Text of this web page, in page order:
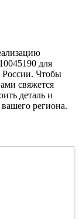
для
России. Чтобы
свяжется
деталь и
региона.